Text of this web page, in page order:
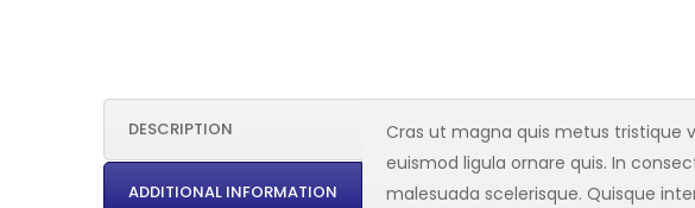
DESCRIPTION
ADDITIONAL INFORMATION
Cras ut magna quis metus tristique
euismod ligula ornare quis. In
malesuada scelerisque. Quisque